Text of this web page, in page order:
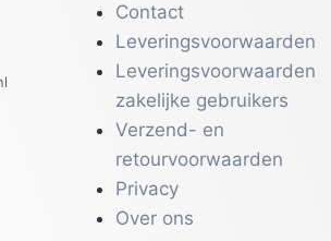
Contact
Leveringsvoorwaarden
Leveringsvoorwaarden
zakelijke gebruikers
Verzend- en
retourvoorwaarden
Privacy
Over ons